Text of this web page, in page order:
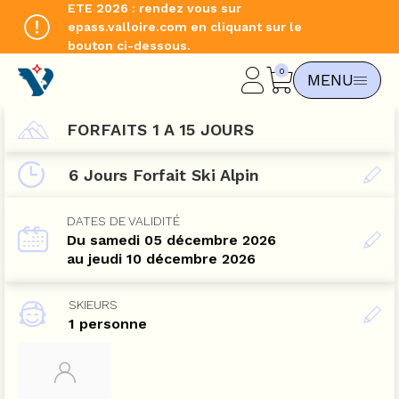
ETE 2026 : rendez vous sur
epass.valloire.com en cliquant sur le
bouton ci-dessous.
MENU
FORFAITS 1 A 15 JOURS
6 Jours Forfait Ski Alpin
DATES DE VALIDITÉ
Du samedi 05 décembre 2026
au jeudi 10 décembre 2026
SKIEURS
1 personne
CHANGER DE LANGUE
EN